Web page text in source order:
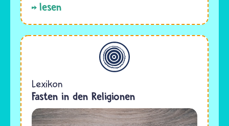
lesen
Allgemein
Lexikon
Fasten in den Religionen